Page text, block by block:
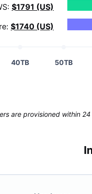
$1791 (US)
$1740 (US)
40TB 50TB
are provisioned within